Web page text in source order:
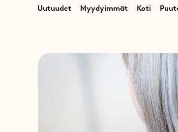
Uutuudet Myydyimmät Koti